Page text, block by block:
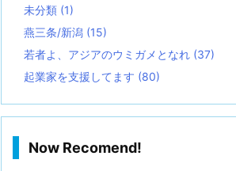
未分類 (1)
燕三条/新潟 (15)
若者よ、アジアのウミガメとなれ (37)
起業家を支援してます (80)
Now Recomend!